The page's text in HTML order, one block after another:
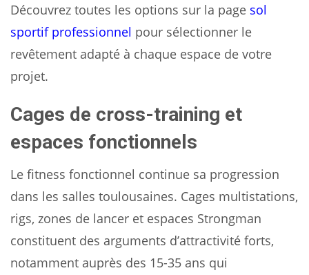
Découvrez toutes les options sur la page sol
sportif professionnel pour sélectionner le
revêtement adapté à chaque espace de votre
projet.
Cages de cross-training et
espaces fonctionnels
Le fitness fonctionnel continue sa progression
dans les salles toulousaines. Cages multistations,
rigs, zones de lancer et espaces Strongman
constituent des arguments d’attractivité forts,
notamment auprès des 15-35 ans qui